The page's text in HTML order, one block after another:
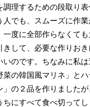
調理するための段取り
人でも、スムーズに作
一度に全部作らなくて
きして、必要な作りお
いのです。ちなみに私
菜の韓国風マリネ」と
」の２品を作りました
ちにすべて食べ切って